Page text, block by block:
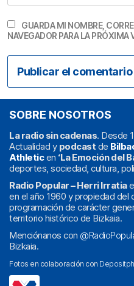
GUARDA MI NOMBRE,
NAVEGADOR PARA LA PRÓXIMA
SOBRE NOSOTROS
La radio sin cadenas. Desde
Actualidad y podcast de
Athleticen ‘La Emoción del
deportes, sociedad, cultura,
Radio Popular – Herri Irratia
en el año 1960 y propiedad del
programación de carácter
territorio histórico de Bizkaia.
Menciónanos con
Bizkaia.
Fotos en colaboración con